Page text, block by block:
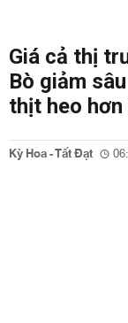
Giá cả thị
Bò giảm
thịt heo
Kỳ Hoa - Tất Đạt